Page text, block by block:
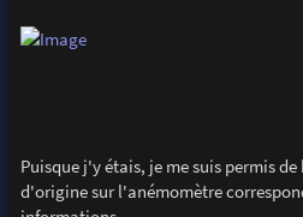
Puisque j'y étais, je me suis permis
d'origine sur l'anémomètre